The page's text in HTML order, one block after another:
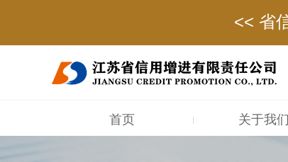
<< 省
<< 江苏省级信用增进机
首页 关于我们